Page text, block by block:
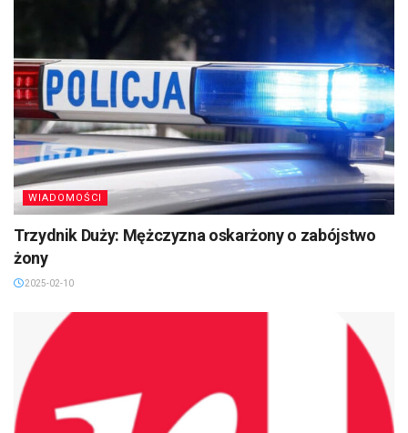
WIADOMOŚCI
Trzydnik Duży: Mężczyzna oskarżony o zabójstwo
żony
2025-02-10